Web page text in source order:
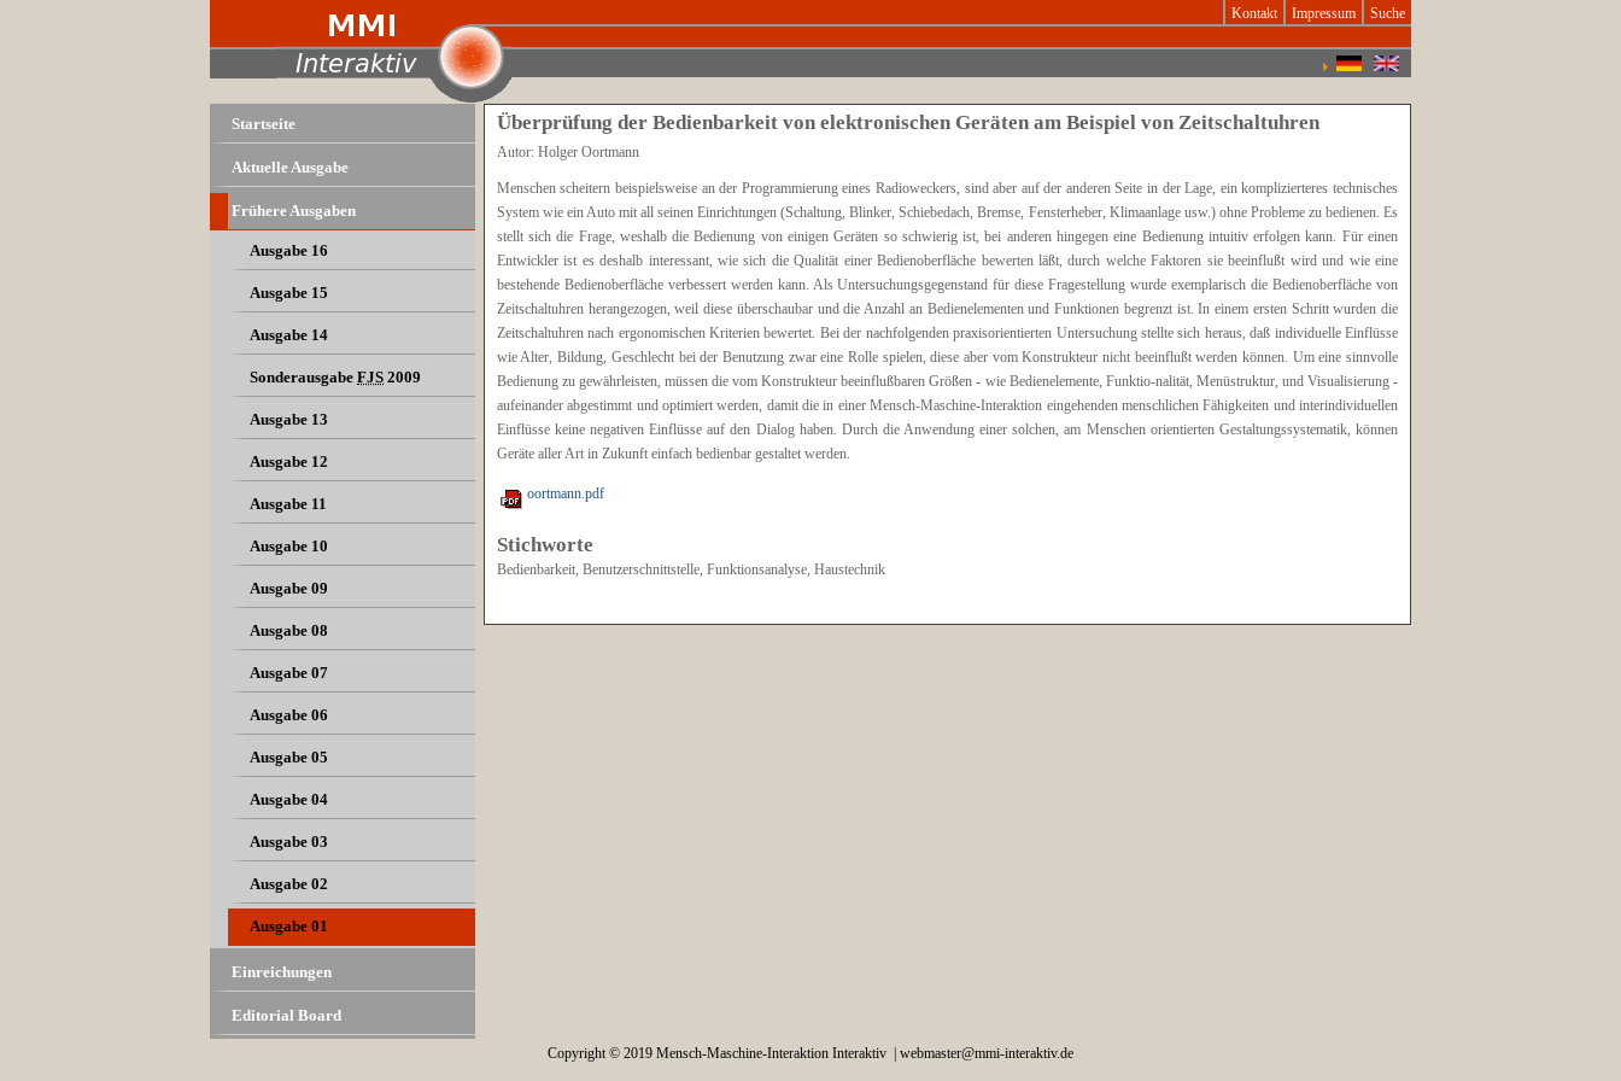
Kontakt Impressum Suche
Startseite
Aktuelle Ausgabe
Frühere Ausgaben
Ausgabe 16
Ausgabe 15
Ausgabe 14
Sonderausgabe FJS 2009
Ausgabe 13
Ausgabe 12
Ausgabe 11
Ausgabe 10
Ausgabe 09
Ausgabe 08
Ausgabe 07
Ausgabe 06
Ausgabe 05
Ausgabe 04
Ausgabe 03
Ausgabe 02
Ausgabe 01
Einreichungen
Editorial Board
Überprüfung der Bedienbarkeit von elektronischen Geräten am Beispiel von Zeitschaltuhren
Autor: Holger Oortmann
Menschen scheitern beispielsweise an der Programmierung eines Radioweckers, sind aber auf der anderen Seite in der Lage, ein komplizierteres technisches
System wie ein Auto mit all seinen Einrichtungen (Schaltung, Blinker, Schiebedach, Bremse, Fensterheber, Klimaanlage usw.) ohne Probleme zu bedienen. Es
stellt sich die Frage, weshalb die Bedienung von einigen Geräten so schwierig ist, bei anderen hingegen eine Bedienung intuitiv erfolgen kann. Für einen
Entwickler ist es deshalb interessant, wie sich die Qualität einer Bedienoberfläche bewerten läßt, durch welche Faktoren sie beeinflußt wird und wie eine
bestehende Bedienoberfläche verbessert werden kann. Als Untersuchungsgegenstand für diese Fragestellung wurde exemplarisch die Bedienoberfläche von
Zeitschaltuhren herangezogen, weil diese überschaubar und die Anzahl an Bedienelementen und Funktionen begrenzt ist. In einem ersten Schritt wurden die
Zeitschaltuhren nach ergonomischen Kriterien bewertet. Bei der nachfolgenden praxisorientierten Untersuchung stellte sich heraus, daß individuelle Einflüsse
wie Alter, Bildung, Geschlecht bei der Benutzung zwar eine Rolle spielen, diese aber vom Konstrukteur nicht beeinflußt werden können. Um eine sinnvolle
Bedienung zu gewährleisten, müssen die vom Konstrukteur beeinflußbaren Größen - wie Bedienelemente, Funktio-nalität, Menüstruktur, und Visualisierung -
aufeinander abgestimmt und optimiert werden, damit die in einer Mensch-Maschine-Interaktion eingehenden menschlichen Fähigkeiten und interindividuellen
Einflüsse keine negativen Einflüsse auf den Dialog haben. Durch die Anwendung einer solchen, am Menschen orientierten Gestaltungssystematik, können
Geräte aller Art in Zukunft einfach bedienbar gestaltet werden.
oortmann.pdf
Stichworte
Bedienbarkeit, Benutzerschnittstelle, Funktionsanalyse, Haustechnik
Copyright © 2019 Mensch-Maschine-Interaktion Interaktiv | webmaster@mmi-interaktiv.de